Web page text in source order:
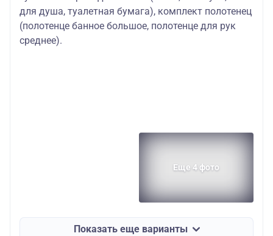
для душа, туалетная бумага), комплект полотенец
(полотенце банное большое, полотенце для рук
среднее).
Еще 4 фото
Показать еще варианты